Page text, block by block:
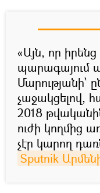
«Այն, որ իրենց
պարագայում
Մարությանի`
չաջակցելով,
2018
ուժի կողմից
չէր կարող
Sputnik